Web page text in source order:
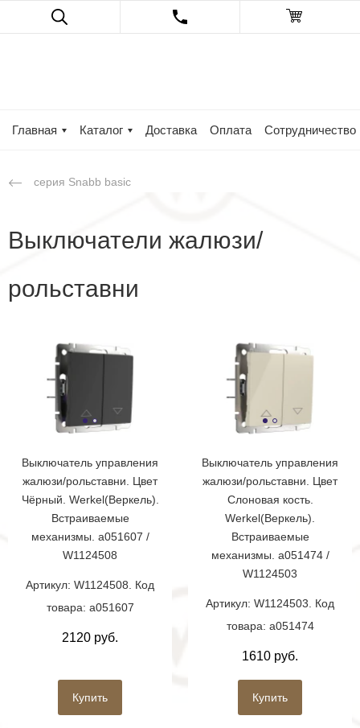
Главная Каталог Доставка Оплата Сотрудничество
серия Snabb basic
Выключатели жалюзи/
рольставни
Выключатель управления
жалюзи/рольставни. Цвет
Чёрный. Werkel(Веркель).
Встраиваемые
механизмы. a051607 /
W1124508
Артикул: W1124508. Код
товара: a051607
2120 руб.
Купить
Выключатель управления
жалюзи/рольставни. Цвет
Слоновая кость.
Werkel(Веркель).
Встраиваемые
механизмы. a051474 /
W1124503
Артикул: W1124503. Код
товара: a051474
1610 руб.
Купить